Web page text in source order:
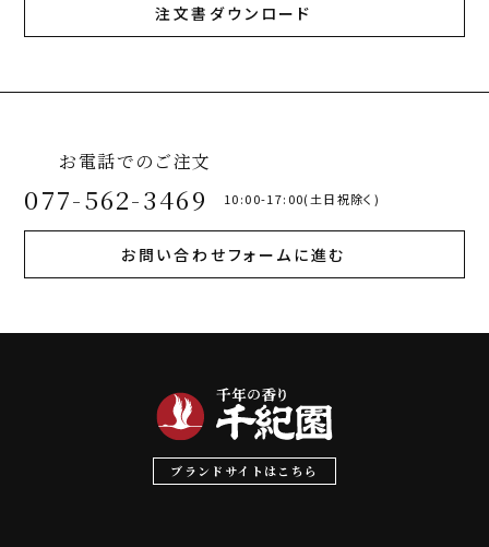
注文書ダウンロード
お電話でのご注文
077-562-3469 10:00-17:00(土日祝除く)
お問い合わせフォームに進む
ブランドサイトはこちら